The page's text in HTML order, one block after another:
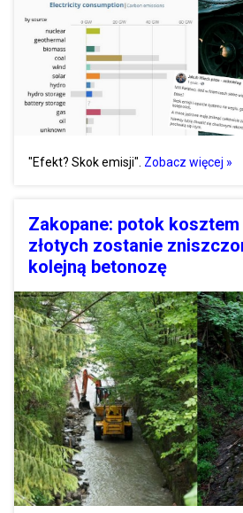
"Efekt? Skok emisji". Zobacz więcej »
Zakopane: potok
złotych zostanie
kolejną betonozę